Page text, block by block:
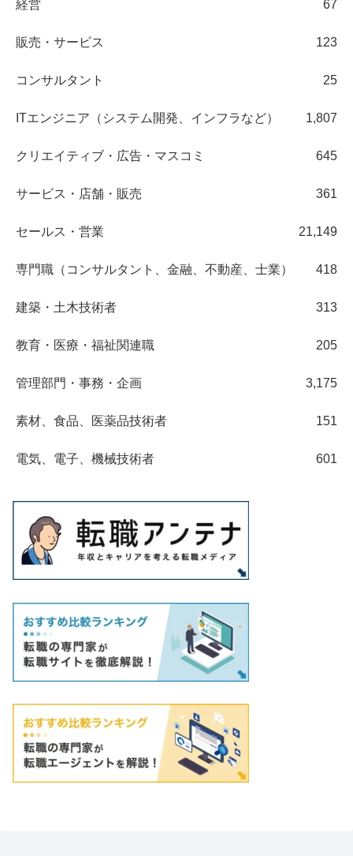
経営 67
販売・サービス 123
コンサルタント 25
ITエンジニア（システム開発、インフラなど） 1,807
クリエイティブ・広告・マスコミ 645
サービス・店舗・販売 361
セールス・営業 21,149
専門職（コンサルタント、金融、不動産、士業） 418
建築・土木技術者 313
教育・医療・福祉関連職 205
管理部門・事務・企画 3,175
素材、食品、医薬品技術者 151
電気、電子、機械技術者 601